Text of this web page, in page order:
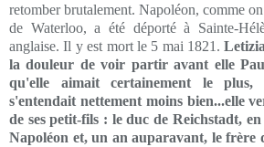
retomber brutalement. Napoléon, comme
de Waterloo, a été déporté à Sainte-
anglaise. Il y est mort le 5 mai 1821.
la douleur de voir partir avant elle
qu'elle aimait certainement le
s'entendait nettement moins bien...elle
de ses petit-fils : le duc de Reichstadt,
Napoléon et, un an auparavant, le